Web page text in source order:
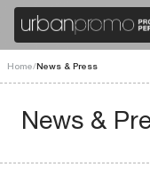
Home/News & Press
News &